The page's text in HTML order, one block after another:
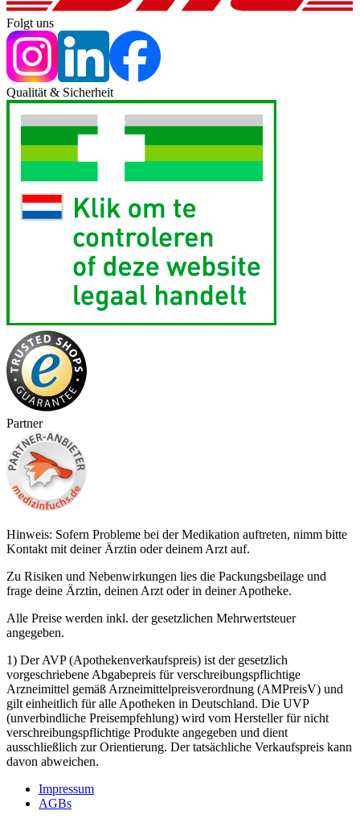
Folgt uns
Qualität & Sicherheit
Partner
Hinweis: Sofern Probleme bei der Medikation auftreten, nimm bitte
Kontakt mit deiner Ärztin oder deinem Arzt auf.
Zu Risiken und Nebenwirkungen lies die Packungsbeilage und
frage deine Ärztin, deinen Arzt oder in deiner Apotheke.
Alle Preise werden inkl. der gesetzlichen Mehrwertsteuer
angegeben.
1) Der AVP (Apothekenverkaufspreis) ist der gesetzlich
vorgeschriebene Abgabepreis für verschreibungspflichtige
Arzneimittel gemäß Arzneimittelpreisverordnung (AMPreisV) und
gilt einheitlich für alle Apotheken in Deutschland. Die UVP
(unverbindliche Preisempfehlung) wird vom Hersteller für nicht
verschreibungspflichtige Produkte angegeben und dient
ausschließlich zur Orientierung. Der tatsächliche Verkaufspreis kann
davon abweichen.
Impressum
AGBs